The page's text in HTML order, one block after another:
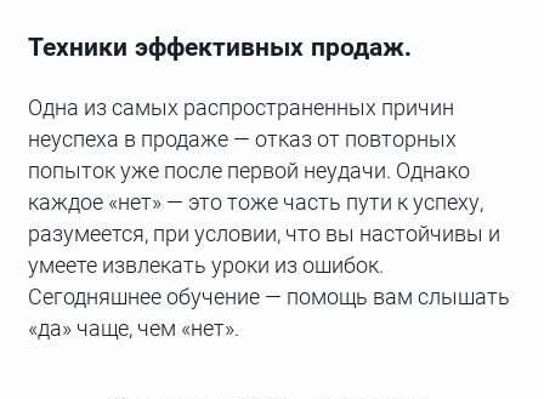
Техники эффективных продаж.
Одна из самых распространенных причин
неуспеха в продаже — отказ от повторных
попыток уже после первой неудачи. Однако
каждое «нет» — это тоже часть пути к успеху,
разумеется, при условии, что вы настойчивы и
умеете извлекать уроки из ошибок.
Сегодняшнее обучение — помощь вам слышать
«да» чаще, чем «нет».